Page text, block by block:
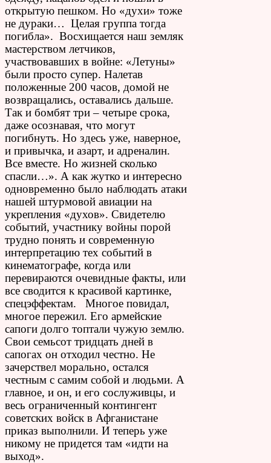
открытую пешком. Но «духи» тоже
не дураки… Целая группа тогда
погибла». Восхищается наш земляк
мастерством летчиков,
участвовавших в войне: «Летуны»
были просто супер. Налетав
положенные 200 часов, домой не
возвращались, оставались дальше.
Так и бомбят три – четыре срока,
даже осознавая, что могут
погибнуть. Но здесь уже, наверное,
и привычка, и азарт, и адреналин.
Все вместе. Но жизней сколько
спасли…». А как жутко и интересно
одновременно было наблюдать атаки
нашей штурмовой авиации на
укрепления «духов». Свидетелю
событий, участнику войны порой
трудно понять и современную
интерпретацию тех событий в
кинематографе, когда или
перевираются очевидные факты, или
все сводится к красивой картинке,
спецэффектам. Многое повидал,
многое пережил. Его армейские
сапоги долго топтали чужую землю.
Свои семьсот тридцать дней в
сапогах он отходил честно. Не
зачерствел морально, остался
честным с самим собой и людьми. А
главное, и он, и его сослуживцы, и
весь ограниченный контингент
советских войск в Афганистане
приказ выполнили. И теперь уже
никому не придется там «идти на
выход».